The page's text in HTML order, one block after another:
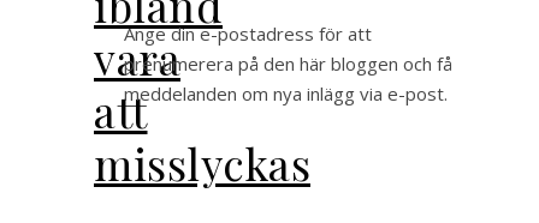
vara
att
misslyckas
Ange din e-postadress för att
prenumerera på den här bloggen och få
meddelanden om nya inlägg via e-post.